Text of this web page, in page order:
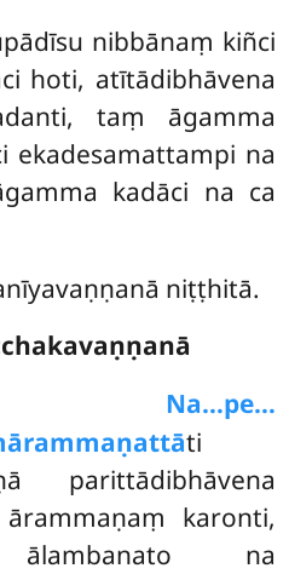
nibbānaṃ kiñci
hoti, atītādibhāvena
taṃ āgamma
ekadesamattampi na
kadāci na ca
niṭṭhitā.
Na…pe…
ti
parittādibhāvena
karonti,
na